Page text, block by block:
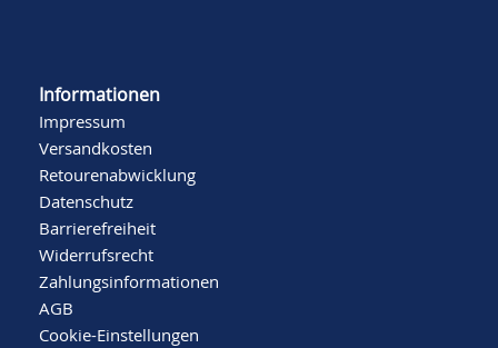
Informationen
Impressum
Versandkosten
Retourenabwicklung
Datenschutz
Barrierefreiheit
Widerrufsrecht
Zahlungsinformationen
AGB
Cookie-Einstellungen